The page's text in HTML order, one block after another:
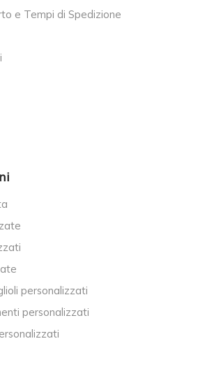
e Tempi di Spedizione
personalizzati
personalizzati